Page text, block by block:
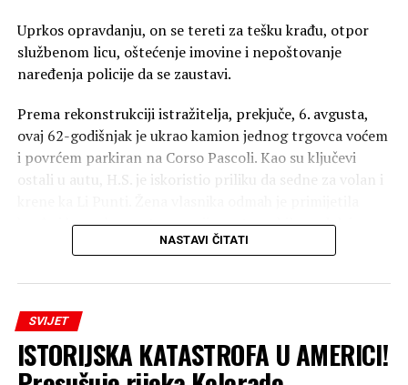
Uprkos opravdanju, on se tereti za tešku krađu, otpor
službenom licu, oštećenje imovine i nepoštovanje
naređenja policije da se zaustavi.
Prema rekonstrukciji istražitelja, prekjuče, 6. avgusta,
ovaj 62-godišnjak je ukrao kamion jednog trgovca voćem
i povrćem parkiran na Corso Pascoli. Kao su ključevi
ostali u autu, H.S. je iskoristio priliku da sedne za volan i
krađu i krenula u poteru svojim automobilom, dok je
istovremeno pozvala policiju.
Pucnjava tokom potjere
Uslijedila je potera duž bivše auto-puta 131. Uprkos
ponovljenim naređenjima da se zaustavi, H.S. je nastavio
bjekstvo. Da bi blokirali vozilo, karabinjeri su ispalili
NASTAVI ČITATI
SVIJET
ISTORIJSKA KATASTROFA U AMERICI!